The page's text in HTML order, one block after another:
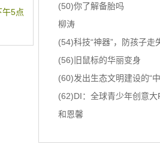
5点
(50)你了解备胎吗
柳涛
(54)科技“神器”，防孩子走
(56)旧鼠标的华丽变身
(60)发出生态文明建设的“
(62)DI：全球青少年创意大
和恩馨